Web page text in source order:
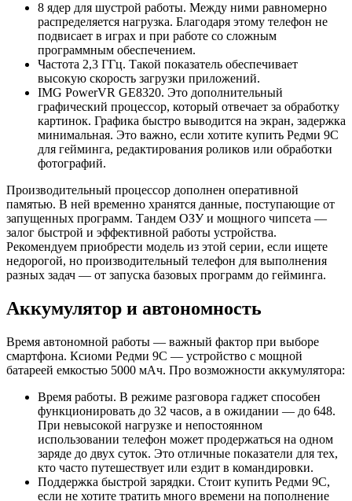
8 ядер для шустрой работы. Между ними равномерно
распределяется нагрузка. Благодаря этому телефон не
подвисает в играх и при работе со сложным
программным обеспечением.
Частота 2,3 ГГц. Такой показатель обеспечивает
высокую скорость загрузки приложений.
IMG PowerVR GE8320. Это дополнительный
графический процессор, который отвечает за обработку
картинок. Графика быстро выводится на экран, задержка
минимальная. Это важно, если хотите купить Редми 9C
для гейминга, редактирования роликов или обработки
фотографий.
Производительный процессор дополнен оперативной
памятью. В ней временно хранятся данные, поступающие от
запущенных программ. Тандем ОЗУ и мощного чипсета —
залог быстрой и эффективной работы устройства.
Рекомендуем приобрести модель из этой серии, если ищете
недорогой, но производительный телефон для выполнения
разных задач — от запуска базовых программ до гейминга.
Аккумулятор и автономность
Время автономной работы — важный фактор при выборе
смартфона. Ксиоми Редми 9C — устройство с мощной
батареей емкостью 5000 мАч. Про возможности аккумулятора:
Время работы. В режиме разговора гаджет способен
функционировать до 32 часов, а в ожидании — до 648.
При невысокой нагрузке и непостоянном
использовании телефон может продержаться на одном
заряде до двух суток. Это отличные показатели для тех,
кто часто путешествует или ездит в командировки.
Поддержка быстрой зарядки. Стоит купить Редми 9C,
если не хотите тратить много времени на пополнение